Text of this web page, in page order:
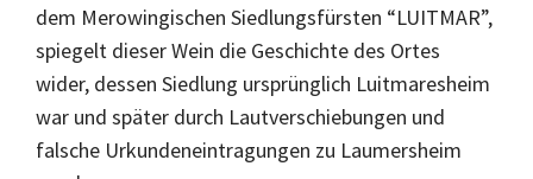
dem Merowingischen Siedlungsfürsten “LUITMAR”,
spiegelt dieser Wein die Geschichte des Ortes
wider, dessen Siedlung ursprünglich Luitmaresheim
war und später durch Lautverschiebungen und
falsche Urkundeneintragungen zu Laumersheim